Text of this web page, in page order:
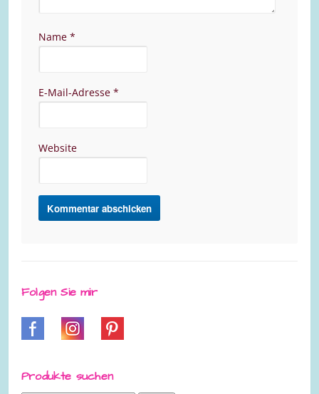
Name *
E-Mail-Adresse *
Website
Folgen Sie mir
Produkte suchen